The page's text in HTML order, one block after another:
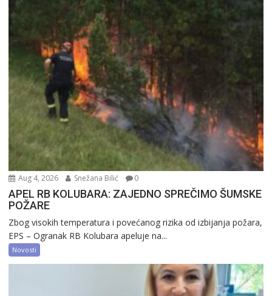
Aug 4, 2026 Snežana Bilić 0
APEL RB KOLUBARA: ZAJEDNO SPREČIMO ŠUMSKE
POŽARE
Zbog visokih temperatura i povećanog rizika od izbijanja požara,
EPS – Ogranak RB Kolubara apeluje na...
Novosti